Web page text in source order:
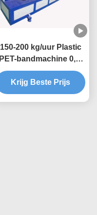
150-200 kg/uur Plastic
PET-bandmachine 0,4-
1,5 mm
Krijg Beste Prijs